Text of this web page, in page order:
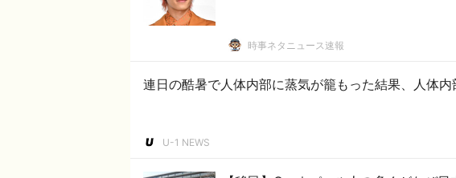
時事ネタニュース速報
連日の酷暑で人体内部に蒸気が籠もった結果、人体
U-1 NEWS